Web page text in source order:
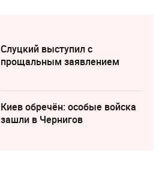
Слуцкий выступил с
прощальным заявлением
Киев обречён: особые войска
зашли в Чернигов